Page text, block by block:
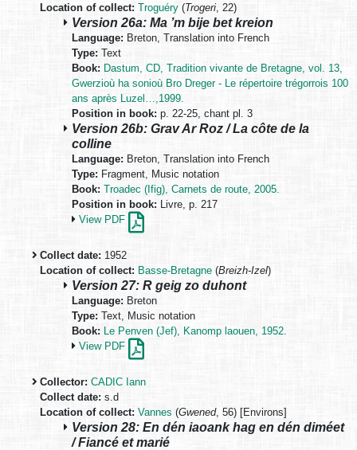
Location of collect: Troguéry (Trogeri, 22)
Version 26a: Ma ’m bije bet kreion
Language: Breton, Translation into French
Type: Text
Book: Dastum, CD, Tradition vivante de Bretagne, vol. 13,
Gwerzioù ha sonioù Bro Dreger - Le répertoire trégorrois 100
ans après Luzel…,1999.
Position in book: p. 22-25, chant pl. 3
Version 26b: Grav Ar Roz / La côte de la
colline
Language: Breton, Translation into French
Type: Fragment, Music notation
Book: Troadec (Ifig), Carnets de route, 2005.
Position in book: Livre, p. 217
View PDF
Collect date: 1952
Location of collect: Basse-Bretagne (Breizh-Izel)
Version 27: R geig zo duhont
Language: Breton
Type: Text, Music notation
Book:
Le Penven (Jef), Kanomp laouen, 1952.
View PDF
Collector: CADIC Iann
Collect date: s.d
Location of collect: Vannes (Gwened, 56) [Environs]
Version 28: En dén iaoank hag en dén diméet
/ Fiancé et marié